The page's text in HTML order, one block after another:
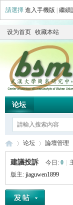
請選擇 進入手機版 繼續
设为首页 收藏本站
论坛
简 »
论坛
›
論壇管理
›
建議投訴 今日: 0
版主: jiaguwen1899